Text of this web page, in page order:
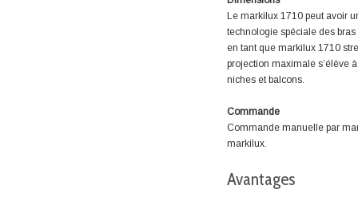
Le markilux 1710 peut avoir
technologie spéciale des
en tant que markilux 1710
projection maximale s’élève
niches et balcons.
Commande
Commande manuelle par
markilux.
Avantages